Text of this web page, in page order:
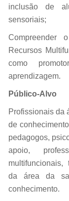
inclusão de
sensoriais;
Compreender
Recursos
como
aprendizagem.
Público-Alvo
Profissionais da
de
pedagogos,
apoio,
multifuncionais,
da área da
conhecimento.